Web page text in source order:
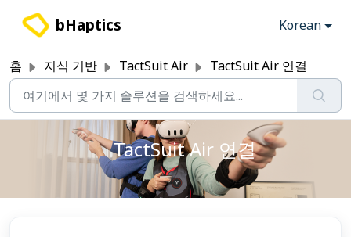
bHaptics Korean
홈 지식 기반 TactSuit Air TactSuit Air 연결
TactSuit Air 연결